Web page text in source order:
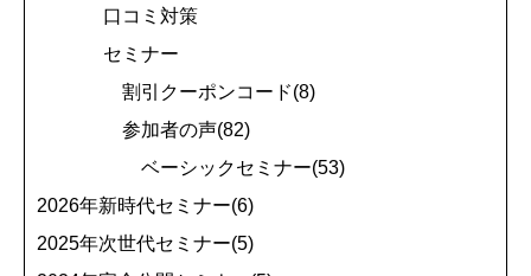
口コミ対策
セミナー
割引クーポンコード(8)
参加者の声(82)
ベーシックセミナー(53)
2026年新時代セミナー(6)
2025年次世代セミナー(5)